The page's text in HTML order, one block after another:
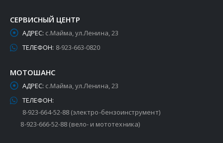
СЕРВИСНЫЙ ЦЕНТР
АДРЕС: с.Майма, ул.Ленина, 23
ТЕЛЕФОН: 8-923-663-0820
МОТОШАНС
АДРЕС: с.Майма, ул.Ленина, 23
ТЕЛЕФОН:
8-923-664-52-88 (электро-бензоинструмент)
8-923-666-52-88 (вело- и мототехника)